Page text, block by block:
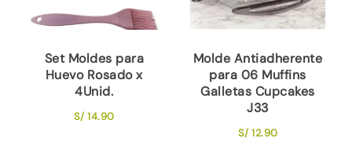
Set Moldes para
Huevo Rosado x
4Unid.
S/14.90
Molde Antiadherente
para 06 Muffins
Galletas Cupcakes
J33
S/12.90